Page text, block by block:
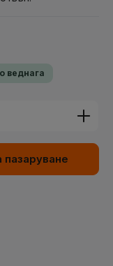
веднага
желаната